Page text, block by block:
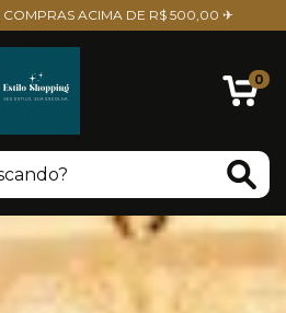
COMPRAS ACIMA DE R$ 500,00 ✈
0